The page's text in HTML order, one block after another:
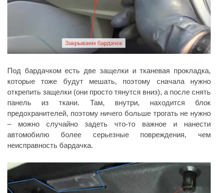
Под бардачком есть две защелки и тканевая прокладка,
которые тоже будут мешать, поэтому сначала нужно
открепить защелки (они просто тянутся вниз), а после снять
панель из ткани. Там, внутри, находится блок
предохранителей, поэтому ничего больше трогать не нужно
– можно случайно задеть что-то важное и нанести
автомобилю более серьезные повреждения, чем
неисправность бардачка.